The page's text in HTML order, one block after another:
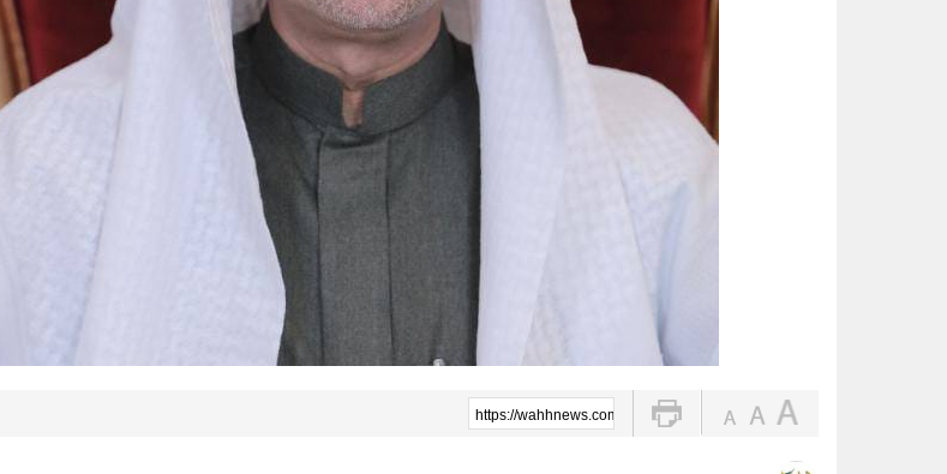
https://wahhnews.com/?p=89013